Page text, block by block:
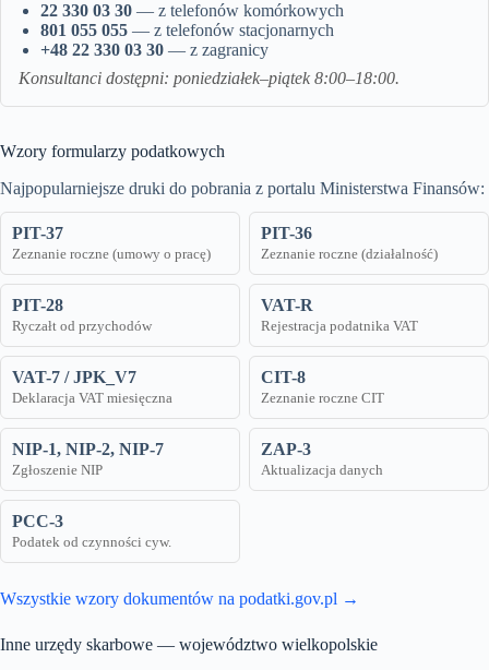
22 330 03 30 — z telefonów komórkowych
801 055 055 — z telefonów stacjonarnych
+48 22 330 03 30 — z zagranicy
Konsultanci dostępni: poniedziałek–piątek 8:00–18:00.
Wzory formularzy podatkowych
Najpopularniejsze druki do pobrania z portalu Ministerstwa Finansów:
PIT-37
Zeznanie roczne (umowy o pracę)
PIT-36
Zeznanie roczne (działalność)
PIT-28
Ryczałt od przychodów
VAT-R
Rejestracja podatnika VAT
VAT-7 / JPK_V7
Deklaracja VAT miesięczna
CIT-8
Zeznanie roczne CIT
NIP-1, NIP-2, NIP-7
Zgłoszenie NIP
ZAP-3
Aktualizacja danych
PCC-3
Podatek od czynności cyw.
Wszystkie wzory dokumentów na podatki.gov.pl →
Inne urzędy skarbowe — województwo wielkopolskie